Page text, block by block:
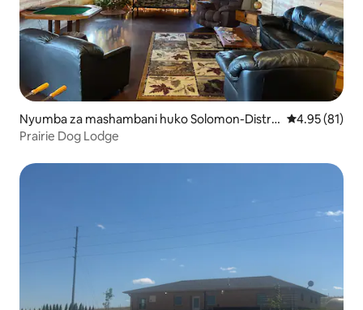
Nyumba za mashambani huko Solomon-Distric
t 3
Ukadiriaji wa
4.95 (81)
Prairie Dog Lodge